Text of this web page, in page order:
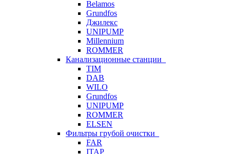
Belamos
Grundfos
Джилекс
UNIPUMP
Millennium
ROMMER
Канализационные станции
TIM
DAB
WILO
Grundfos
UNIPUMP
ROMMER
ELSEN
Фильтры грубой очистки
FAR
ITAP